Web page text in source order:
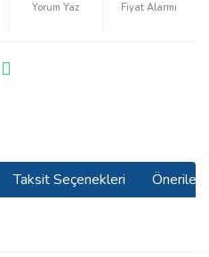
Yorum Yaz Fiyat Alarmı
Taksit Seçenekleri